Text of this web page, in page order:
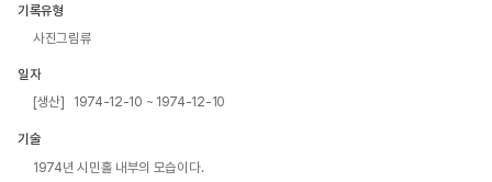
기록유형
사진그림류
일자
[생산] 1974-12-10 ~ 1974-12-10
기술
1974년 시민홀 내부의 모습이다.